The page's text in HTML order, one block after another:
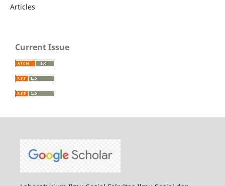
Articles
Current Issue